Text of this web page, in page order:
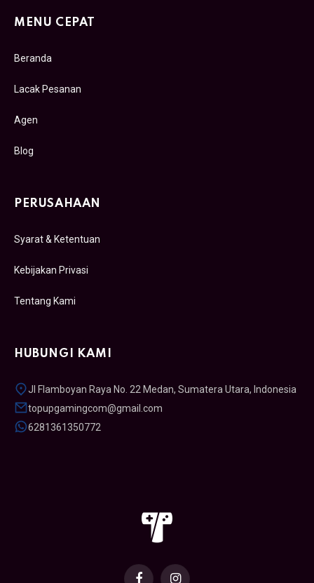
MENU CEPAT
Beranda
Lacak Pesanan
Agen
Blog
PERUSAHAAN
Syarat & Ketentuan
Kebijakan Privasi
Tentang Kami
HUBUNGI KAMI
Jl Flamboyan Raya No. 22 Medan, Sumatera Utara, Indonesia
topupgamingcom@gmail.com
6281361350772